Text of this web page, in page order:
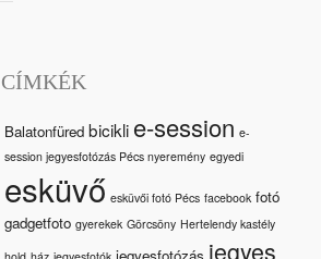
CÍMKÉK
Balatonfüred bicikli e-session e-
session jegyesfotózás Pécs nyeremény egyedi
esküvő esküvői fotó Pécs facebook fotó
gadgetfoto gyerekek Görcsöny Hertelendy kastély
jegyes